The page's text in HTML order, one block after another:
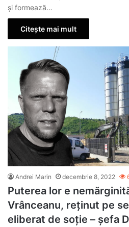
și formează…
Citește mai mult
Andrei Marin decembrie 8, 2022
Puterea lor e
Vrânceanu, reținut pe
eliberat de soție – șefa